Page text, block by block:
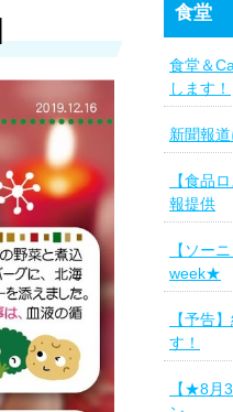
食堂
食堂＆
します！
新聞報
【食品
報提供
【ソー
week★
【予告
す！
【★8月